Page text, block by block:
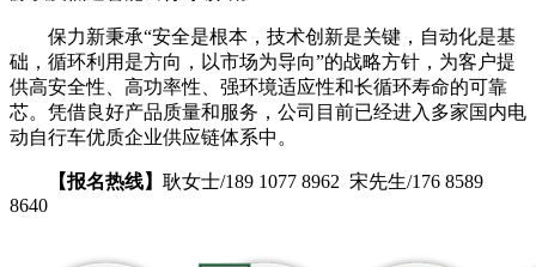
保力新秉承“安全是根本，技术创新是关键，自动化是基
础，循环利用是方向，以市场为导向”的战略方针，为客户提
供高安全性、高功率性、强环境适应性和长循环寿命的可靠
芯。凭借良好产品质量和服务，公司目前已经进入多家国内电
动自行车优质企业供应链体系中。
【报名热线】 耿女士/189 1077 8962 宋先生/176 8589
8640